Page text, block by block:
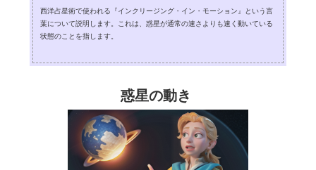
西洋占星術で使われる『インクリージング・イン・モーション』という言
葉について説明します。これは、惑星が通常の速さよりも速く動いている
状態のことを指します。
惑星の動き